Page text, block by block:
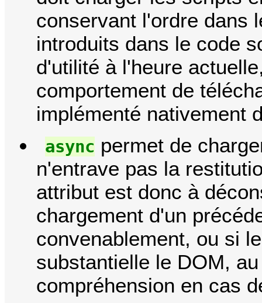
conservant l'ordre dans
introduits dans le code
d'utilité à l'heure
comportement de
implémenté nativement
async permet de
n'entrave pas la
attribut est donc à
chargement d'un
convenablement, ou si
substantielle le DOM,
compréhension en cas